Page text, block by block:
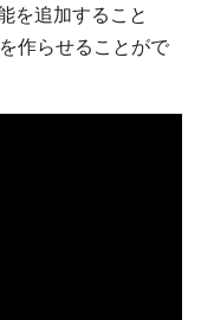
を追加すること
作らせることがで